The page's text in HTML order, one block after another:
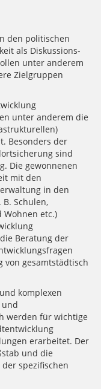
den politischen
als Diskussions-
unter anderem
Zielgruppen
unter anderem die
Besonders der
sind
Die gewonnenen
mit den
in den
Schulen,
Wohnen etc.)
Beratung der
von gesamtstädtisch
komplexen
und
werden für wichtige
erarbeitet. Der
und die
spezifischen